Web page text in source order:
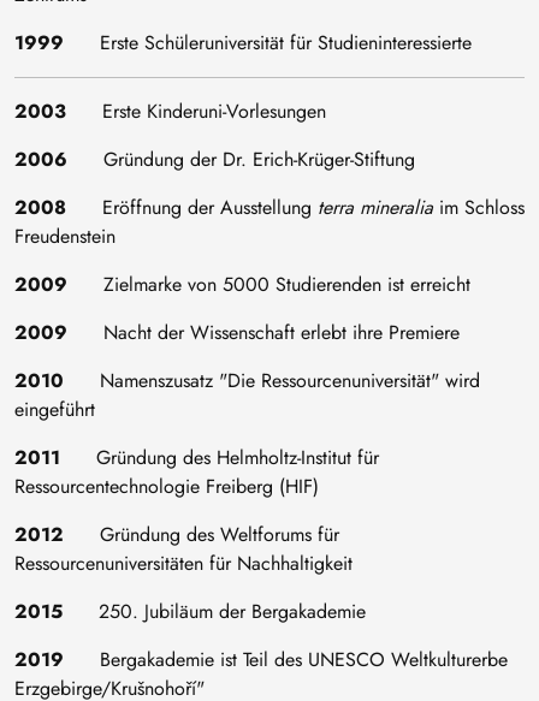
1999
Erste Schüleruniversität für Studieninteressierte
2003
Erste Kinderuni-Vorlesungen
2006 Gründung der Dr. Erich-Krüger-Stiftung
2008
Eröffnung der Ausstellung terra mineralia im Schloss
Freudenstein
2009
Zielmarke von 5000 Studierenden ist erreicht
2009
Nacht der Wissenschaft erlebt ihre Premiere
2010
Namenszusatz "Die Ressourcenuniversität" wird
eingeführt
2011
Gründung des Helmholtz-Institut für
Ressourcentechnologie Freiberg (HIF)
2012 Gründung des Weltforums für
Ressourcenuniversitäten für Nachhaltigkeit
2015 250. Jubiläum der Bergakademie
2019
Bergakademie ist Teil des UNESCO Weltkulturerbe
Erzgebirge/Krušnohoří"